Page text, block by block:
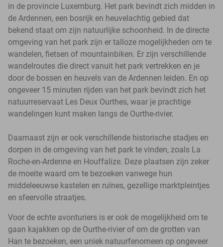
in de provincie Luxemburg. Het park bevindt zich midden in
de Ardennen, een bosrijk en heuvelachtig gebied dat
bekend staat om zijn natuurlijke schoonheid. In de directe
omgeving van het park zijn er talloze mogelijkheden om te
wandelen, fietsen of mountainbiken. Er zijn verschillende
wandelroutes die direct vanuit het park vertrekken en je
door de bossen en heuvels van de Ardennen leiden. En op
ongeveer 15 minuten rijden van het park bevindt zich het
natuurreservaat Les Deux Ourthes, waar je prachtige
wandelingen kunt maken langs de Ourthe-rivier.
Daarnaast zijn er ook verschillende historische stadjes en
dorpen in de omgeving van het park te vinden, zoals La
Roche-en-Ardenne en Houffalize. Deze plaatsen zijn zeker
de moeite waard om te bezoeken vanwege hun
middeleeuwse kastelen en ruïnes, gezellige marktpleintjes
en sfeervolle straatjes.
Voor de echte avonturiers is er ook de mogelijkheid om te
gaan kajakken op de Ourthe-rivier of om de grotten van
Han te bezoeken, een uniek natuurfenomeen op ongeveer